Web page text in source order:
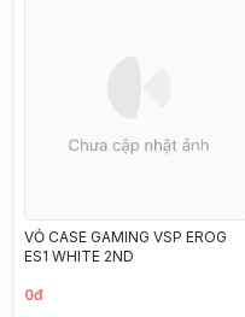
VỎ CASE GAMING VSP EROG
ES1 WHITE 2ND
0đ